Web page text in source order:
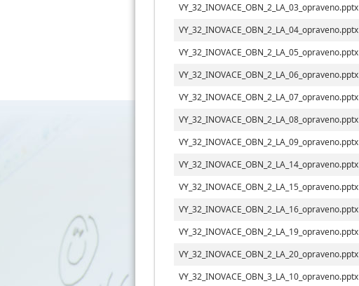
VY_32_INOVACE_OBN_2_LA_03_opraveno.pptx
VY_32_INOVACE_OBN_2_LA_04_opraveno.pptx
VY_32_INOVACE_OBN_2_LA_05_opraveno.pptx
VY_32_INOVACE_OBN_2_LA_06_opraveno.pptx
VY_32_INOVACE_OBN_2_LA_07_opraveno.pptx
VY_32_INOVACE_OBN_2_LA_08_opraveno.pptx
VY_32_INOVACE_OBN_2_LA_09_opraveno.pptx
VY_32_INOVACE_OBN_2_LA_14_opraveno.pptx
VY_32_INOVACE_OBN_2_LA_15_opraveno.pptx
VY_32_INOVACE_OBN_2_LA_16_opraveno.pptx
VY_32_INOVACE_OBN_2_LA_19_opraveno.pptx
VY_32_INOVACE_OBN_2_LA_20_opraveno.pptx
VY_32_INOVACE_OBN_3_LA_10_opraveno.pptx